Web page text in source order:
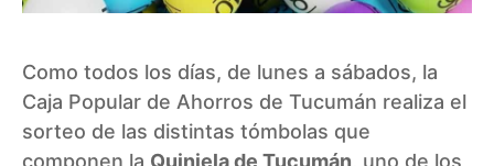
Como todos los días, de lunes a sábados, la
Caja Popular de Ahorros de Tucumán realiza el
sorteo de las distintas tómbolas que